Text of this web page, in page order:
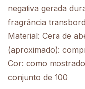
negativa gerada
fragrância
Material: Cera de
(aproximado):
Cor: como
conjunto de 100